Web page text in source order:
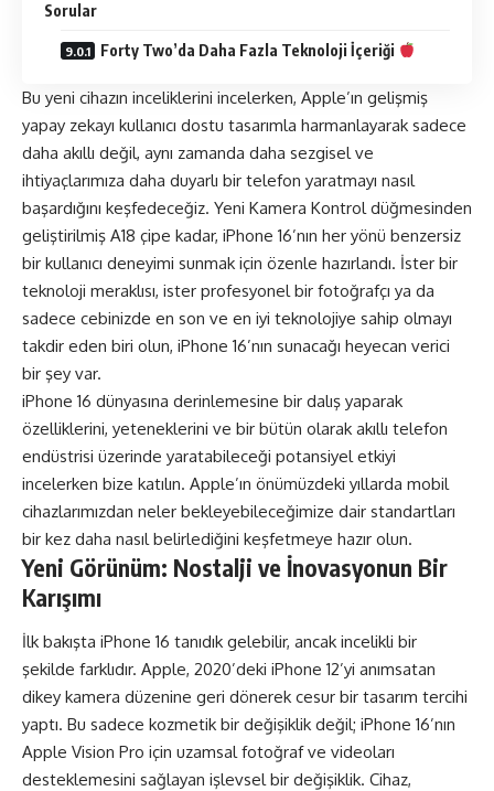
Sorular
Forty Two’da Daha Fazla Teknoloji İçeriği
Bu yeni cihazın inceliklerini incelerken, Apple’ın gelişmiş
yapay zekayı kullanıcı dostu tasarımla harmanlayarak sadece
daha akıllı değil, aynı zamanda daha sezgisel ve
ihtiyaçlarımıza daha duyarlı bir telefon yaratmayı nasıl
başardığını keşfedeceğiz. Yeni Kamera Kontrol düğmesinden
geliştirilmiş A18 çipe kadar, iPhone 16’nın her yönü benzersiz
bir kullanıcı deneyimi sunmak için özenle hazırlandı. İster bir
teknoloji meraklısı, ister profesyonel bir fotoğrafçı ya da
sadece cebinizde en son ve en iyi teknolojiye sahip olmayı
takdir eden biri olun, iPhone 16’nın sunacağı heyecan verici
bir şey var.
iPhone 16 dünyasına derinlemesine bir dalış yaparak
özelliklerini, yeteneklerini ve bir bütün olarak akıllı telefon
endüstrisi üzerinde yaratabileceği potansiyel etkiyi
incelerken bize katılın. Apple’ın önümüzdeki yıllarda mobil
cihazlarımızdan neler bekleyebileceğimize dair standartları
bir kez daha nasıl belirlediğini keşfetmeye hazır olun.
Yeni Görünüm: Nostalji ve İnovasyonun Bir
Karışımı
İlk bakışta iPhone 16 tanıdık gelebilir, ancak incelikli bir
şekilde farklıdır. Apple, 2020’deki iPhone 12’yi anımsatan
dikey kamera düzenine geri dönerek cesur bir tasarım tercihi
yaptı. Bu sadece kozmetik bir değişiklik değil; iPhone 16’nın
Apple Vision Pro için uzamsal fotoğraf ve videoları
desteklemesini sağlayan işlevsel bir değişiklik. Cihaz,